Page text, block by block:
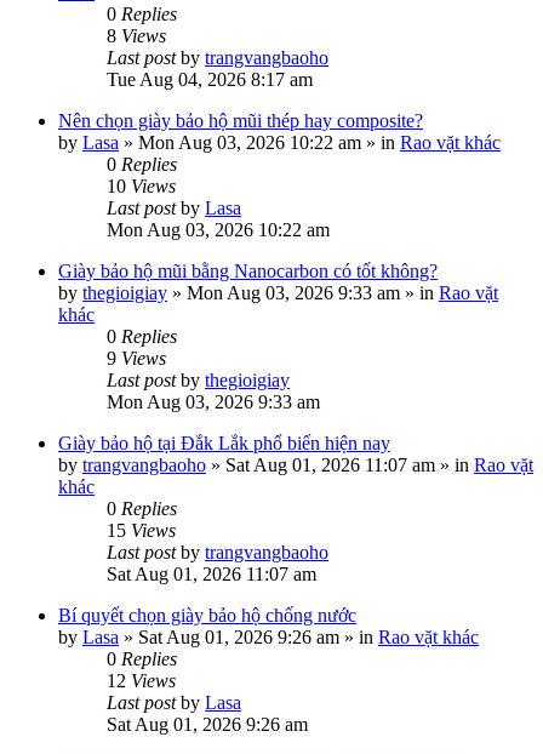
0 Replies
8 Views
Last postby trangvangbaoho
Tue Aug 04, 2026 8:17 am
Nên chọn giày bảo hộ mũi thép hay composite?
by Lasa » Mon Aug 03, 2026 10:22 am » in Rao vặt khác
0 Replies
10 Views
Last postby Lasa
Mon Aug 03, 2026 10:22 am
Giày bảo hộ mũi bằng Nanocarbon có tốt không?
by thegioigiay » Mon Aug 03, 2026 9:33 am » in Rao vặt
khác
0 Replies
9 Views
Last postby thegioigiay
Mon Aug 03, 2026 9:33 am
Giày bảo hộ tại Đắk Lắk phổ biến hiện nay
by trangvangbaoho » Sat Aug 01, 2026 11:07 am » in Rao vặt
khác
0 Replies
15 Views
Last postby trangvangbaoho
Sat Aug 01, 2026 11:07 am
Bí quyết chọn giày bảo hộ chống nước
by Lasa » Sat Aug 01, 2026 9:26 am » in Rao vặt khác
0 Replies
12 Views
Last postby Lasa
Sat Aug 01, 2026 9:26 am